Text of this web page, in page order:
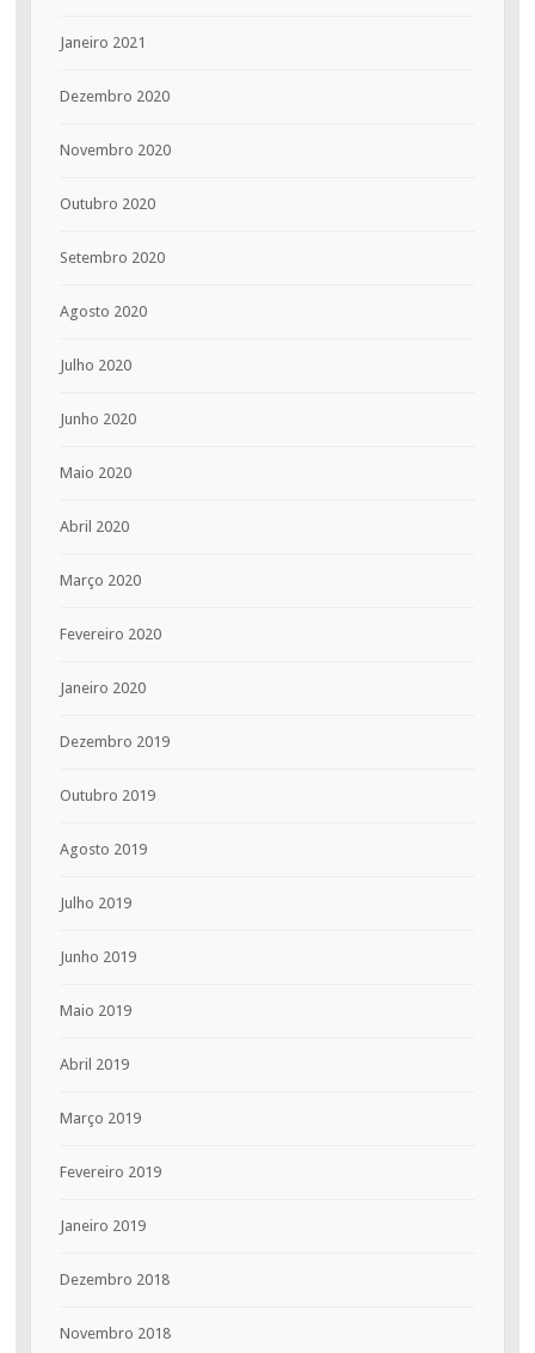
Janeiro 2021
Dezembro 2020
Novembro 2020
Outubro 2020
Setembro 2020
Agosto 2020
Julho 2020
Junho 2020
Maio 2020
Abril 2020
Março 2020
Fevereiro 2020
Janeiro 2020
Dezembro 2019
Outubro 2019
Agosto 2019
Julho 2019
Junho 2019
Maio 2019
Abril 2019
Março 2019
Fevereiro 2019
Janeiro 2019
Dezembro 2018
Novembro 2018